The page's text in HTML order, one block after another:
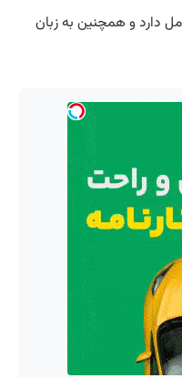
دارد و همچنین به زبان